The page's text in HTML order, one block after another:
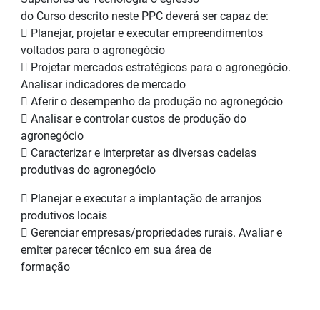
do Curso descrito neste PPC deverá ser capaz de:
 Planejar, projetar e executar empreendimentos
voltados para o agronegócio
 Projetar mercados estratégicos para o agronegócio.
Analisar indicadores de mercado
 Aferir o desempenho da produção no agronegócio
 Analisar e controlar custos de produção do
agronegócio
 Caracterizar e interpretar as diversas cadeias
produtivas do agronegócio
 Planejar e executar a implantação de arranjos
produtivos locais
 Gerenciar empresas/propriedades rurais. Avaliar e
emiter parecer técnico em sua área de
formação